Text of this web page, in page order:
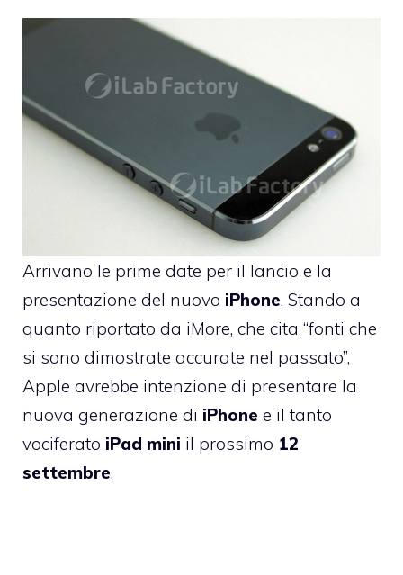
Arrivano le prime date per il lancio e la
presentazione del nuovo iPhone. Stando a
quanto riportato da iMore, che cita “fonti che
si sono dimostrate accurate nel passato”,
Apple avrebbe intenzione di presentare la
nuova generazione di iPhone e il tanto
vociferato iPad mini il prossimo 12
settembre.